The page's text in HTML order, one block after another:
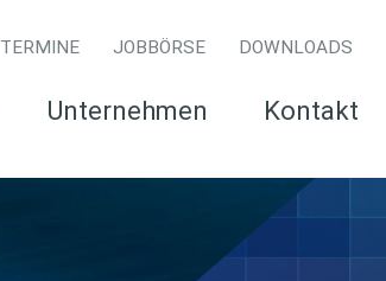
TERMINE JOBBÖRSE DOWNLOADS
Unternehmen Kontakt